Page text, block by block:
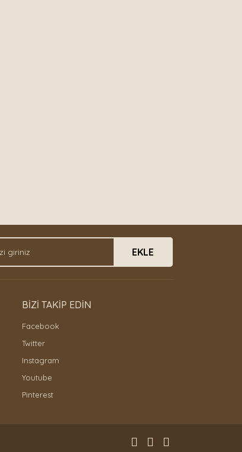
EKLE
BİZİ TAKİP EDİN
Facebook
Twitter
Instagram
Youtube
Pinterest